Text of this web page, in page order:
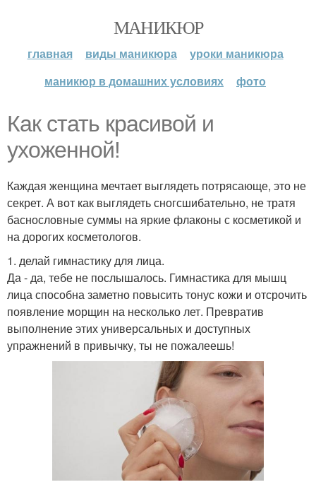
МАНИКЮР
главная виды маникюра
уроки маникюра
маникюр в домашних условиях
фото
Как стать красивой и
ухоженной!
Каждая женщина мечтает выглядеть потрясающе, это не
секрет. А вот как выглядеть сногсшибательно, не тратя
баснословные суммы на яркие флаконы с косметикой и
на дорогих косметологов.
1. делай гимнастику для лица.
Да - да, тебе не послышалось. Гимнастика для мышц
лица способна заметно повысить тонус кожи и отсрочить
появление морщин на несколько лет. Превратив
выполнение этих универсальных и доступных
упражнений в привычку, ты не пожалеешь!